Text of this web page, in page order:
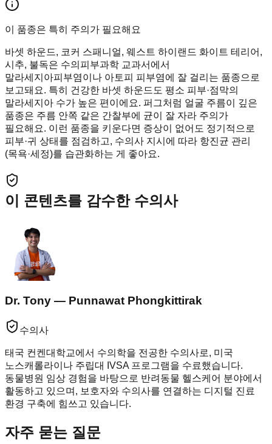
이 품종은 특히 주의가 필요해요
바셋 하운드, 코커 스패니얼, 웨스트 하이랜드 화이트 테리어,
시추, 불독은 수의피부과학 교과서에서
말라세지아피부염이나 아토피 피부염에 잘 걸리는 품종으로
보고돼요. 특히 건강한 바셋 하운드도 평소 피부·점막의
말라세지아 수가 높은 편이에요. 퍼그처럼 얼굴 주름이 깊은
품종은 주름 안쪽 같은 간찰부에 균이 잘 자라 주의가
필요해요. 이런 품종을 키운다면 증상이 없어도 정기적으로
피부·귀 상태를 점검하고, 수의사 지시에 따라 항진균 관리
(목욕·세정)를 습관화하는 게 좋아요.
이 콘텐츠를 감수한 수의사
Dr. Tony — Punnawat Phongkittirak
수의사
태국 컨켄대학교에서 수의학을 전공한 수의사로, 미국
노스캐롤라이나 주립대 IVSA 프로그램을 수료했습니다.
동물병원 임상 경험을 바탕으로 반려동물 헬스케어 분야에서
활동하고 있으며, 보호자와 수의사를 연결하는 디지털 진료
환경 구축에 힘쓰고 있습니다.
자주 묻는 질문